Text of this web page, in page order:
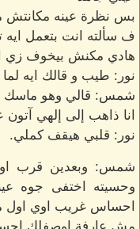
بس نظرة عينه مكانتش
ف سألته انت بتعمل ايه
هادي مكنش بيخوف زي
نور: طيب و قالك ايه لما
شمس: قالي وهو ماسك
انا ذاهب إلى إلهي آتون
نور: قلبي هيقف كملي.
شمس: وبعدين قرب
وحسيته اختفى جوه
احساس غريب اوي اول